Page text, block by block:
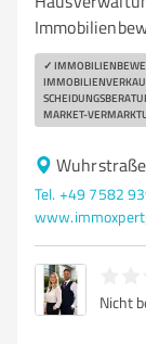
✓
MARKET-
Tel. +49 7582
Nicht